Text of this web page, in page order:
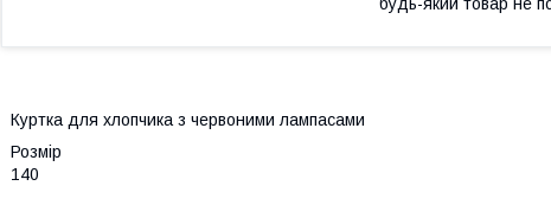
Куртка для хлопчика з червоними лампасами
Розмір
140